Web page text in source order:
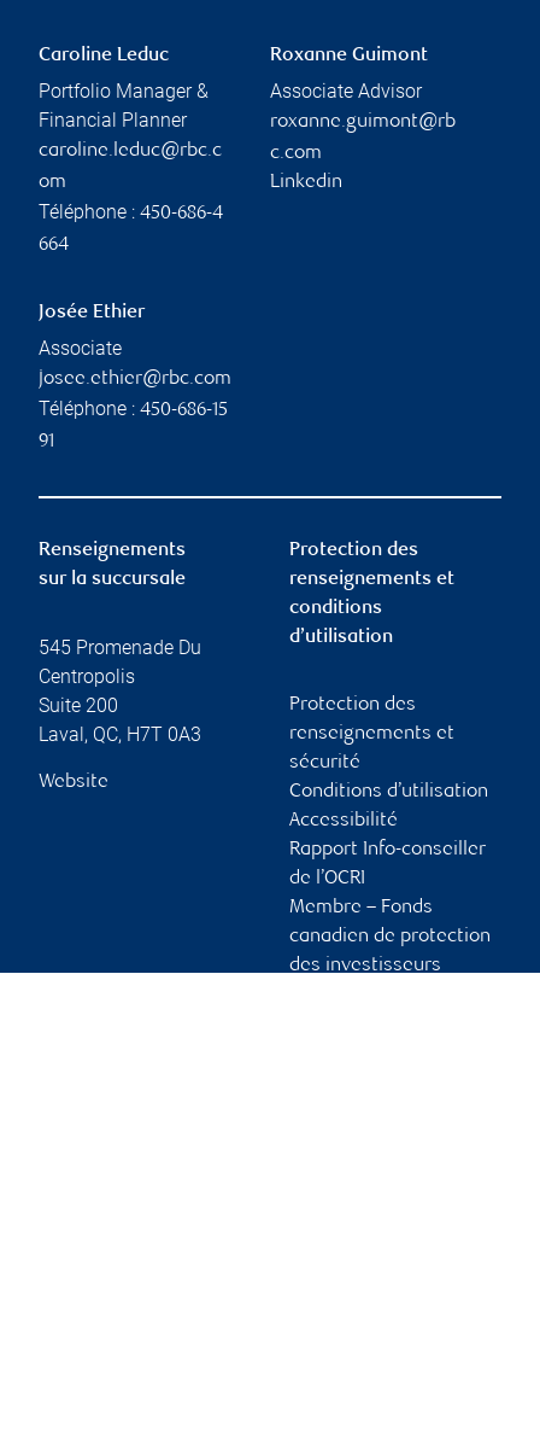
Caroline Leduc
Portfolio Manager &
Financial Planner
caroline.leduc@rbc.c
om
Téléphone : 450-686-4
664
Roxanne Guimont
Associate Advisor
roxanne.guimont@rb
c.com
Linkedin
Josée Ethier
Associate
josee.ethier@rbc.com
Téléphone : 450-686-15
91
Renseignements
sur la succursale
545 Promenade Du
Centropolis
Suite 200
Laval, QC, H7T 0A3
Website
Protection des
renseignements et
conditions
d’utilisation
Protection des
renseignements et
sécurité
Conditions d’utilisation
Accessibilité
Rapport Info-conseiller
de l’OCRI
Membre – Fonds
canadien de protection
des investisseurs